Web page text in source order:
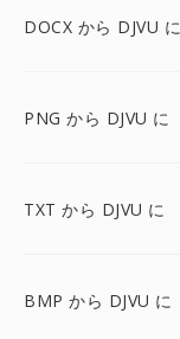
DOCX から DJVU に
PNG から DJVU に
TXT から DJVU に
BMP から DJVU に